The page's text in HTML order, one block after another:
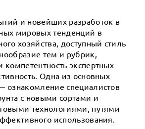
и новейших разработок в
мировых тенденций в
хозяйства, доступный стиль
тем и рубрик,
компетентность экспертных
Одна из основных
ознакомление специалистов
с новыми сортами и
технологиями, путями
использования.